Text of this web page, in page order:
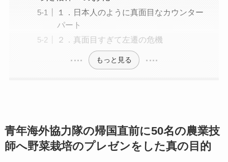
１．日本人のように真面目なカウンター
パート
２．真面目すぎて左遷の危機
もっと見る
青年海外協力隊の帰国直前に50名の農業技
師へ野菜栽培のプレゼンをした真の目的